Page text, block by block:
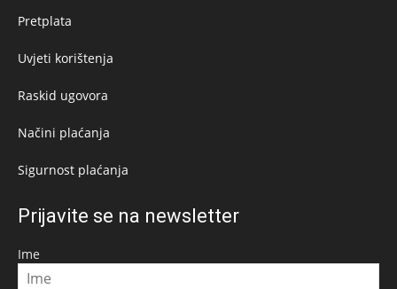
Pretplata
Uvjeti korištenja
Raskid ugovora
Načini plaćanja
Sigurnost plaćanja
Prijavite se na newsletter
Ime